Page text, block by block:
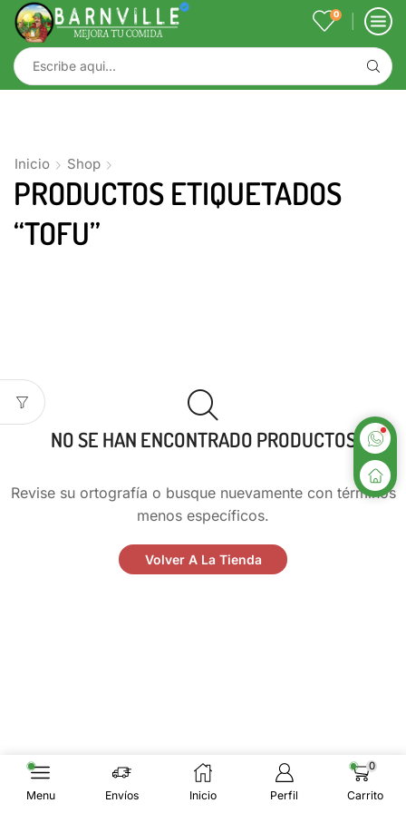
0
Inicio Shop
PRODUCTOS ETIQUETADOS
“TOFU”
NO SE HAN ENCONTRADO PRODUCTOS
Revise su ortografía o busque nuevamente con términos
menos específicos.
Volver A La Tienda
Menu Envíos Inicio Perfil
0
Carrito